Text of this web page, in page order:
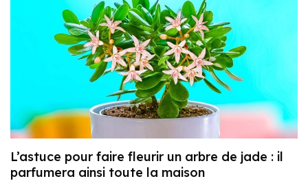
L’astuce pour faire fleurir un arbre de jade : il
parfumera ainsi toute la maison